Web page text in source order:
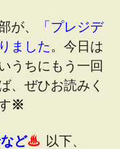
が、
「プレジデ
ました。今日は
うちにもう一回
、ぜひお読みく
※
ど♨ 以下、